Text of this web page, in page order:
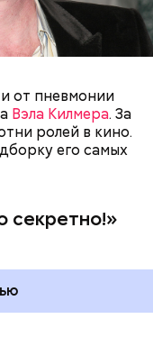
от пневмонии
Вэла Килмера. За
ролей в кино.
его самых
секретно!»
1984)
диск
фанк
вниманию